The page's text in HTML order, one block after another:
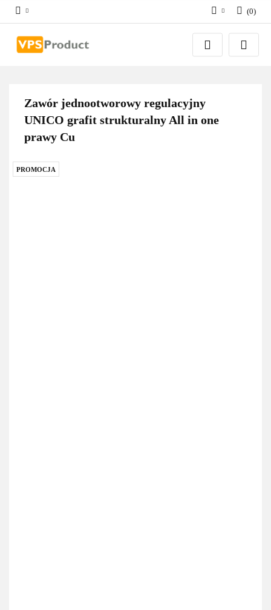
Zaloguj się
Zarejestruj się
(0)
Zawór jednootworowy regulacyjny
UNICO grafit strukturalny All in one
prawy Cu
PROMOCJA